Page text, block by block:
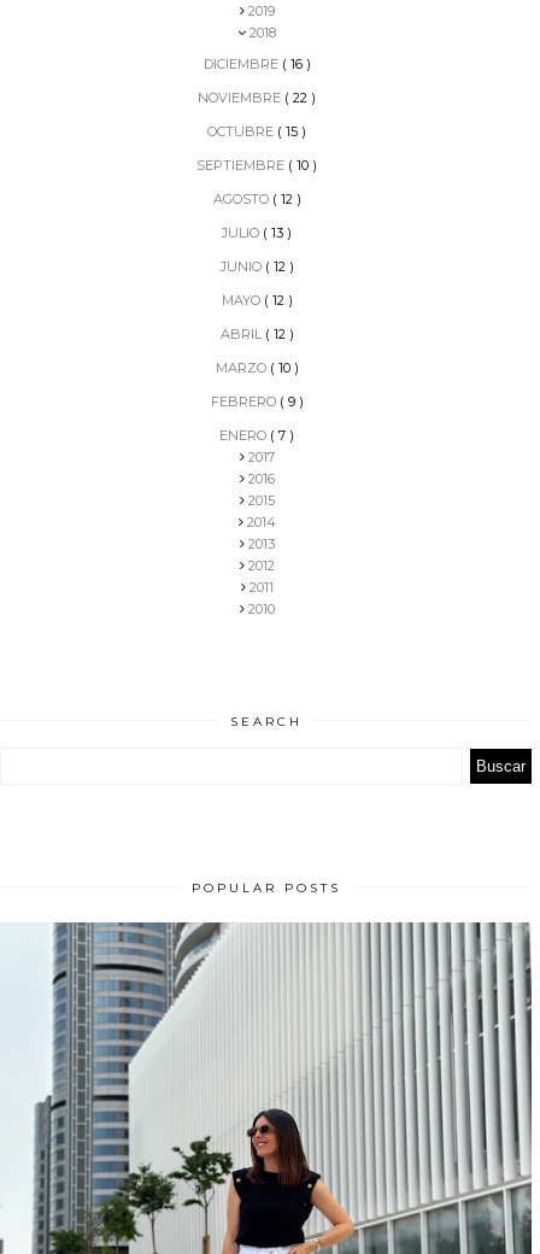
2019
2018
DICIEMBRE ( 16 )
NOVIEMBRE ( 22 )
OCTUBRE ( 15 )
SEPTIEMBRE ( 10 )
AGOSTO ( 12 )
JULIO ( 13 )
JUNIO ( 12 )
MAYO ( 12 )
ABRIL ( 12 )
MARZO ( 10 )
FEBRERO ( 9 )
ENERO ( 7 )
2017
2016
2015
2014
2013
2012
2011
2010
SEARCH
POPULAR POSTS